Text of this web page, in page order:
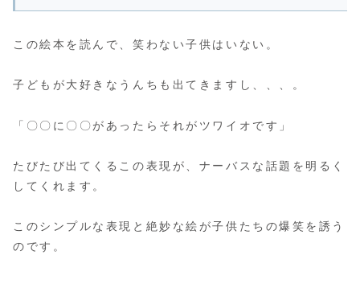
この絵本を読んで、笑わない子供はいない。
子どもが大好きなうんちも出てきますし、、、。
「〇〇に〇〇があったらそれがツワイオです」
たびたび出てくるこの表現が、ナーバスな話題を明るく
してくれます。
このシンプルな表現と絶妙な絵が子供たちの爆笑を誘う
のです。